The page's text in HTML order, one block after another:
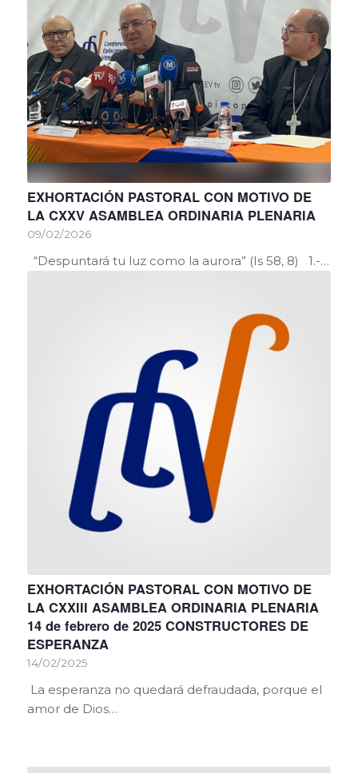
EXHORTACIÓN PASTORAL CON MOTIVO DE
LA CXXV ASAMBLEA ORDINARIA PLENARIA
09/02/2026
“Despuntará tu luz como la aurora” (Is 58, 8) 1.-…
EXHORTACIÓN PASTORAL CON MOTIVO DE
LA CXXIII ASAMBLEA ORDINARIA PLENARIA
14 de febrero de 2025 CONSTRUCTORES DE
ESPERANZA
14/02/2025
La esperanza no quedará defraudada, porque el
amor de Dios…